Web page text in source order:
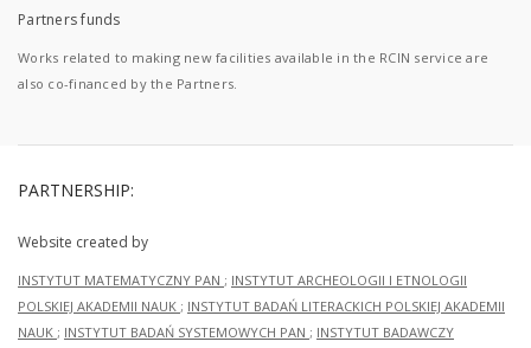
Partners funds
Works related to making new facilities available in the RCIN service are
also co-financed by the Partners.
PARTNERSHIP:
Website created by
INSTYTUT MATEMATYCZNY PAN ; INSTYTUT ARCHEOLOGII I ETNOLOGII
POLSKIEJ AKADEMII NAUK ; INSTYTUT BADAŃ LITERACKICH POLSKIEJ AKADEMII
NAUK ; INSTYTUT BADAŃ SYSTEMOWYCH PAN ; INSTYTUT BADAWCZY